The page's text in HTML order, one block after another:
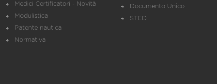
Medici Certificatori - Novità
Modulistica
Patente nautica
Normativa
Documento Unico
STED